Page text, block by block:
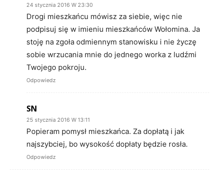
24 stycznia 2016 W 23:30
Drogi mieszkańcu mówisz za siebie, więc nie
podpisuj się w imieniu mieszkańców Wołomina. Ja
stoję na zgoła odmiennym stanowisku i nie życzę
sobie wrzucania mnie do jednego worka z ludźmi
Twojego pokroju.
Odpowiedz
SN
25 stycznia 2016 W 13:11
Popieram pomysł mieszkańca. Za dopłatą i jak
najszybciej, bo wysokość dopłaty będzie rosła.
Odpowiedz